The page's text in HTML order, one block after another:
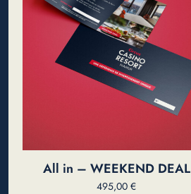
All in – WEEKEND DEAL
495,00€